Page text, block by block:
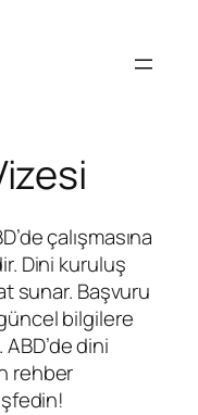
çalışmasına
Dini kuruluş
sunar. Başvuru
bilgilere
dini
rehber